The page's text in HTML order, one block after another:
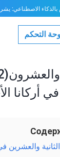
التحكم
أركانا
الثانية
بالذكاء الاصطناعي: